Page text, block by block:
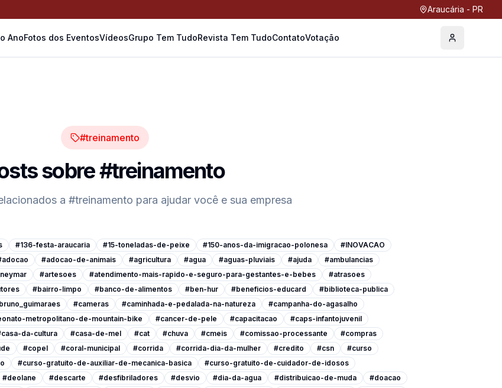
Araucária - PR
AnoFotos dos EventosVídeosGrupo Tem TudoRevista Tem TudoContatoVotação Perfil
#treinamento
sobre#treinamento
a #treinamento para ajudar você e sua empresa
#136-festa-araucaria #15-toneladas-de-peixe #150-anos-da-imigracao-polonesa
#INOVACAO
#adocao-de-animais #agricultura #agua #aguas-pluviais #ajuda
#ambulancias
#artesoes #atendimento-mais-rapido-e-seguro-para-gestantes-e-bebes
#atrasoes
#bairro-limpo #banco-de-alimentos #ben-hur #beneficios-educard
#biblioteca-publica
#cameras #caminhada-e-pedalada-na-natureza
#campanha-do-agasalho
metropolitano-de-mountain-bike #cancer-de-pele #capacitacao
#caps-infantojuvenil
da-cultura #casa-de-mel #cat #chuva #cmeis #comissao-processante
#compras
#copel #coral-municipal #corrida #corrida-dia-da-mulher #credito #csn
#curso
#curso-gratuito-de-auxiliar-de-mecanica-basica
#curso-gratuito-de-cuidador-de-idosos
#deolane #descarte #desfibriladores #desvio #dia-da-agua #distribuicao-de-muda
#doacao